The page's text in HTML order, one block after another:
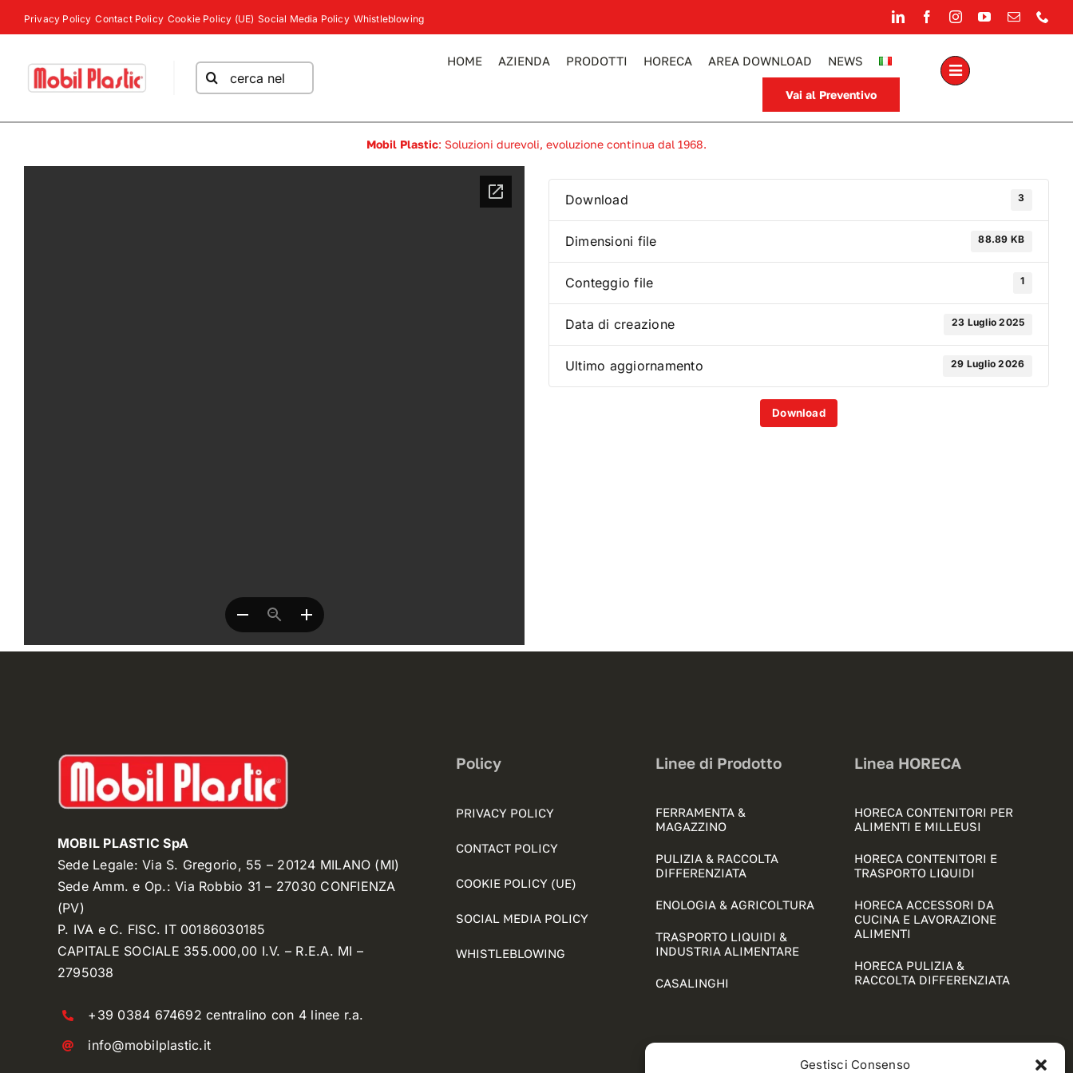
Gestisci Consenso
al
Privacy Policy Contact Policy Cookie Policy (UE) Social Media Policy Whistleblowing
Cerca
per:
HOME AZIENDA PRODOTTI HORECA AREA DOWNLOAD NEWS
Vai al Preventivo
Mobil Plastic: Soluzioni durevoli, evoluzione continua dal 1968.
Download 3
Dimensioni file 88.89 KB
Conteggio file 1
Data di creazione 23 Luglio 2025
Ultimo aggiornamento 29 Luglio 2026
Download
MOBIL PLASTIC SpA
Sede Legale: Via S. Gregorio, 55 – 20124 MILANO (MI)
Sede Amm. e Op.: Via Robbio 31 – 27030 CONFIENZA
(PV)
P. IVA e C. FISC. IT 00186030185
CAPITALE SOCIALE 355.000,00 I.V. – R.E.A. MI –
2795038
+39 0384 674692 centralino con 4 linee r.a.
info@mobilplastic.it
Policy
PRIVACY POLICY
CONTACT POLICY
COOKIE POLICY (UE)
SOCIAL MEDIA POLICY
WHISTLEBLOWING
Linee di Prodotto
FERRAMENTA &
MAGAZZINO
PULIZIA & RACCOLTA
DIFFERENZIATA
ENOLOGIA & AGRICOLTURA
TRASPORTO LIQUIDI &
INDUSTRIA ALIMENTARE
CASALINGHI
Linea HORECA
HORECA CONTENITORI PER
ALIMENTI E MILLEUSI
HORECA CONTENITORI E
TRASPORTO LIQUIDI
HORECA ACCESSORI DA
CUCINA E LAVORAZIONE
ALIMENTI
HORECA PULIZIA &
RACCOLTA DIFFERENZIATA